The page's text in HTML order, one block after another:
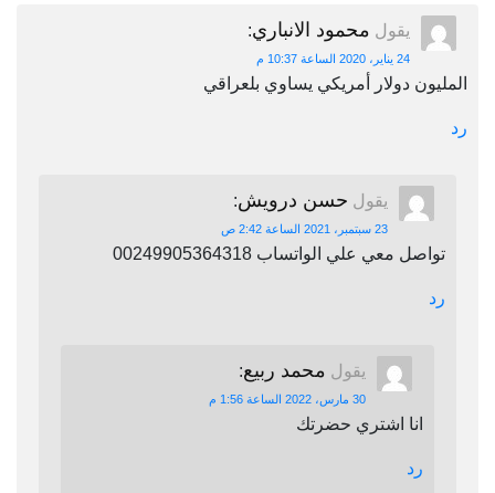
يقول محمود الانباري:
24 يناير، 2020 الساعة 10:37 م
المليون دولار أمريكي يساوي بلعراقي
رد
يقول حسن درويش:
23 سبتمبر، 2021 الساعة 2:42 ص
تواصل معي علي الواتساب 00249905364318
رد
يقول محمد ربيع:
30 مارس، 2022 الساعة 1:56 م
انا اشتري حضرتك
رد